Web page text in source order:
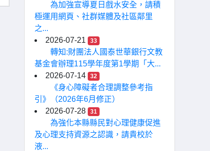
為加強宣導夏日戲水安全，請積
極運用網頁、社群媒體及社區鄰里
之...
2026-07-21
33
轉知:財團法人國泰世華銀行文教
基金會辦理115學年度第1學期「大...
2026-07-14
32
《身心障礙者合理調整參考指
引》（2026年6月修正）
2026-07-28
31
為強化本縣縣民對心理健康促進
及心理支持資源之認識，請貴校於
液...